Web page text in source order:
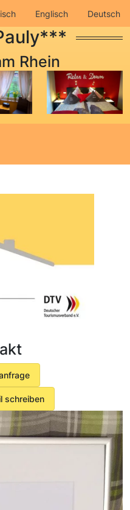
Englisch Deutsch
Impressum Datenschutz
Rhein
schreiben